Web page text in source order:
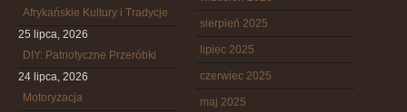
Afrykańskie Kultury i Tradycje
25 lipca, 2026
DIY: Patriotyczne Przeróbki
24 lipca, 2026
Motoryzacja
sierpień 2025
lipiec 2025
czerwiec 2025
maj 2025